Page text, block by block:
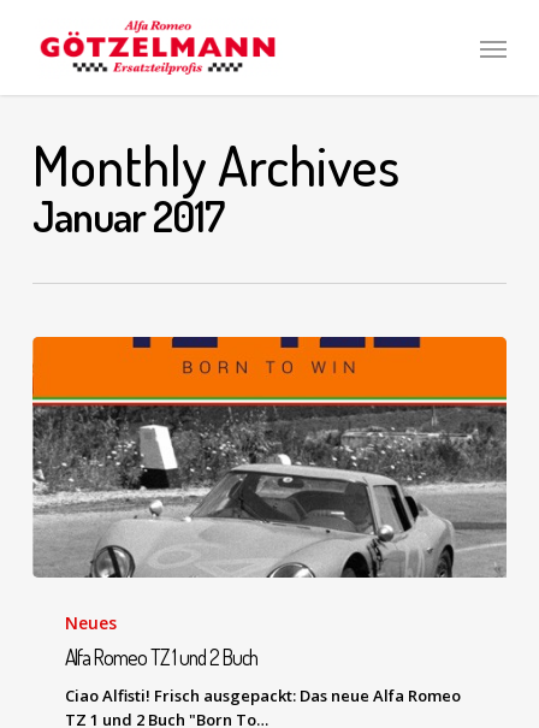
Menu
Monthly Archives
Januar 2017
Neues
Alfa Romeo TZ 1 und 2 Buch
Ciao Alfisti! Frisch ausgepackt: Das neue Alfa Romeo
TZ 1 und 2 Buch "Born To…